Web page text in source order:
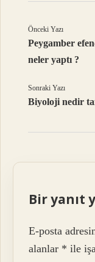
Önceki Yazı
Peygamber
neler yaptı ?
Sonraki Yazı
Biyoloji nedir
Bir yanıt
E-posta
alanlar * ile